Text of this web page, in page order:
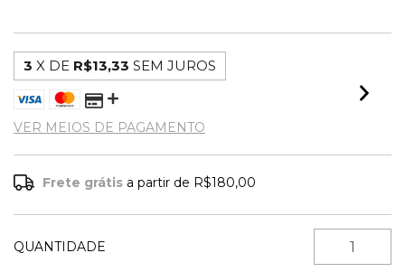
3 X DE R$13,33 SEM JUROS
VER MEIOS DE PAGAMENTO
Frete grátis a partir de R$180,00
QUANTIDADE